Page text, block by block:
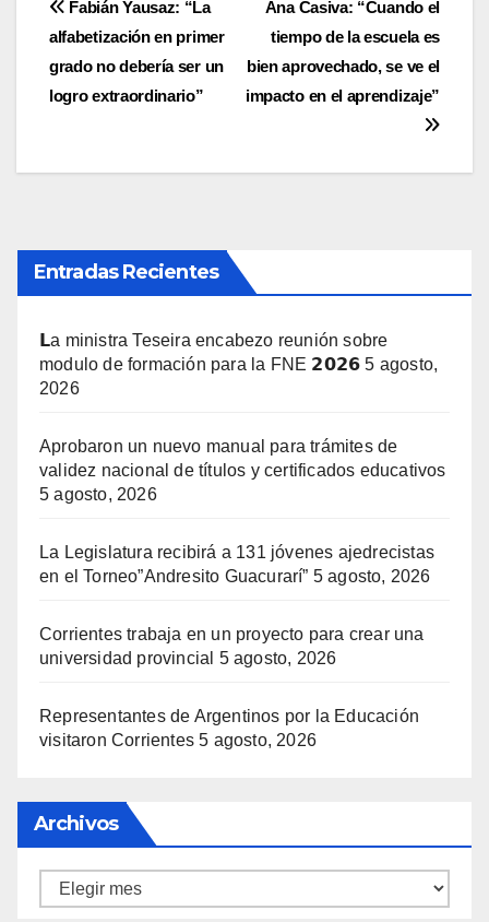
Navegación
de
entradas
Ana Casiva: “Cuando el
tiempo de la escuela es
bien aprovechado, se ve el
impacto en el aprendizaje”
Fabián Yausaz: “La
alfabetización en primer
grado no debería ser un
logro extraordinario”
Entradas Recientes
𝗟a ministra Teseira encabezo reunión sobre
modulo de formación para la FNE 𝟮𝟬𝟮𝟲 5 agosto,
2026
Aprobaron un nuevo manual para trámites de
validez nacional de títulos y certificados educativos
5 agosto, 2026
La Legislatura recibirá a 131 jóvenes ajedrecistas
en el Torneo”Andresito Guacurarí” 5 agosto, 2026
Corrientes trabaja en un proyecto para crear una
universidad provincial 5 agosto, 2026
Representantes de Argentinos por la Educación
visitaron Corrientes 5 agosto, 2026
Archivos
Archivos